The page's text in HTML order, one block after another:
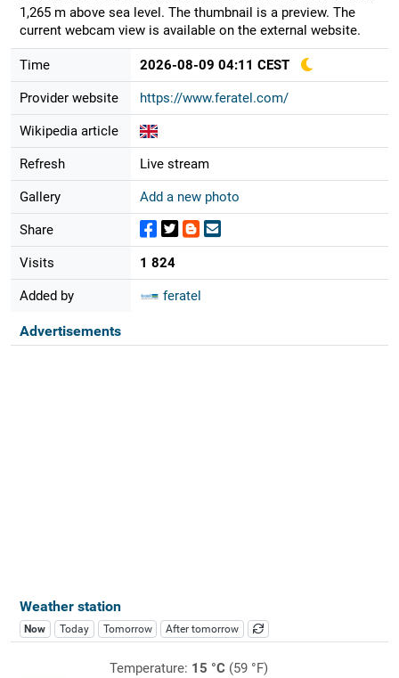
1,265 m above sea level. The thumbnail is a preview. The
current webcam view is available on the external website.
Time 2026-08-09 04:11 CEST
Provider website https://www.feratel.com/
Wikipedia article
Refresh Live stream
Gallery Add a new photo
Share
Visits 1 824
Added by feratel
Advertisements
Weather station
Now Today Tomorrow After tomorrow
Temperature: 15 °C(59 °F)